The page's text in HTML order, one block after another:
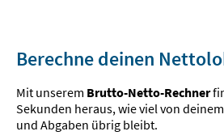
Berechne deinen
Mit unserem Brutto-Netto-Rechner
Sekunden heraus, wie viel von
und Abgaben übrig bleibt.